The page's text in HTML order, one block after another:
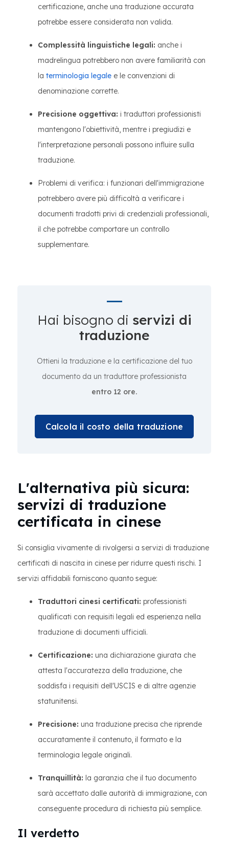
certificazione, anche una traduzione accurata
potrebbe essere considerata non valida.
Complessità linguistiche legali: anche i
madrelingua potrebbero non avere familiarità con
la terminologia legale e le convenzioni di
denominazione corrette.
Precisione oggettiva: i traduttori professionisti
mantengono l'obiettività, mentre i pregiudizi e
l'interpretazione personali possono influire sulla
traduzione.
Problemi di verifica: i funzionari dell'immigrazione
potrebbero avere più difficoltà a verificare i
documenti tradotti privi di credenziali professionali,
il che potrebbe comportare un controllo
supplementare.
Hai bisogno di servizi di
traduzione
Ottieni la traduzione e la certificazione del tuo
documento da un traduttore professionista
entro 12 ore.
Calcola il costo della traduzione
L'alternativa più sicura:
servizi di traduzione
certificata in cinese
Si consiglia vivamente di rivolgersi a servizi di traduzione
certificati di nascita in cinese per ridurre questi rischi. I
servizi affidabili forniscono quanto segue:
Traduttori cinesi certificati: professionisti
qualificati con requisiti legali ed esperienza nella
traduzione di documenti ufficiali.
Certificazione: una dichiarazione giurata che
attesta l'accuratezza della traduzione, che
soddisfa i requisiti dell'USCIS e di altre agenzie
statunitensi.
Precisione: una traduzione precisa che riprende
accuratamente il contenuto, il formato e la
terminologia legale originali.
Tranquillità: la garanzia che il tuo documento
sarà accettato dalle autorità di immigrazione, con
conseguente procedura di richiesta più semplice.
Il verdetto